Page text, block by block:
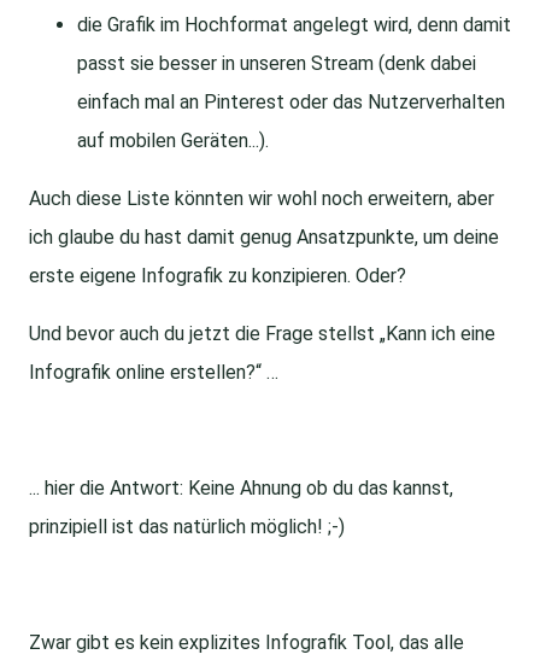
die Grafik im Hochformat angelegt wird, denn damit
passt sie besser in unseren Stream (denk dabei
einfach mal an Pinterest oder das Nutzerverhalten
auf mobilen Geräten...).
Auch diese Liste könnten wir wohl noch erweitern, aber
ich glaube du hast damit genug Ansatzpunkte, um deine
erste eigene Infografik zu konzipieren. Oder?
Und bevor auch du jetzt die Frage stellst „Kann ich eine
Infografik online erstellen?“ …
... hier die Antwort: Keine Ahnung ob du das kannst,
prinzipiell ist das natürlich möglich! ;-)
Zwar gibt es kein explizites Infografik Tool, das alle